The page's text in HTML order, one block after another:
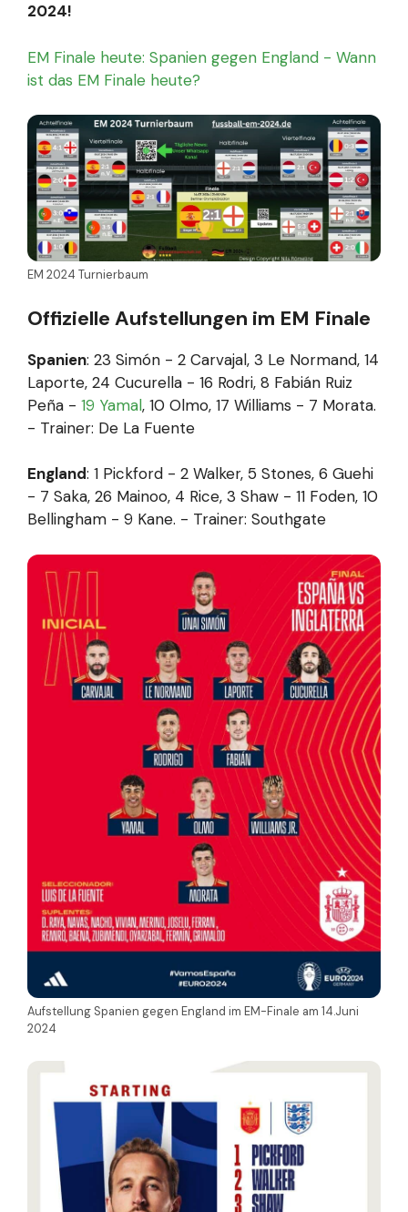
2024!
EM Finale heute: Spanien gegen England - Wann
ist das EM Finale heute?
EM 2024 Turnierbaum
Offizielle Aufstellungen im EM Finale
Spanien: 23 Simón - 2 Carvajal, 3 Le Normand, 14
Laporte, 24 Cucurella - 16 Rodri, 8 Fabián Ruiz
Peña - 19 Yamal, 10 Olmo, 17 Williams - 7 Morata.
- Trainer: De La Fuente
England: 1 Pickford - 2 Walker, 5 Stones, 6 Guehi
- 7 Saka, 26 Mainoo, 4 Rice, 3 Shaw - 11 Foden, 10
Bellingham - 9 Kane. - Trainer: Southgate
Aufstellung Spanien gegen England im EM-Finale am 14.Juni
2024